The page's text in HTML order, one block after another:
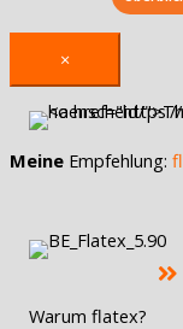
×
Meine Empfehlung:
Warum flatex?